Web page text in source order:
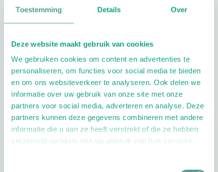
Toestemming Details Over
Deze website maakt gebruik van cookies
We gebruiken cookies om content en advertenties te
personaliseren, om functies voor social media te bieden
en om ons websiteverkeer te analyseren. Ook delen we
informatie over uw gebruik van onze site met onze
partners voor social media, adverteren en analyse. Deze
partners kunnen deze gegevens combineren met andere
informatie die u aan ze heeft verstrekt of die ze hebben
verzameld op basis van uw gebruik van hun services.
Openingstijden
DagTijd